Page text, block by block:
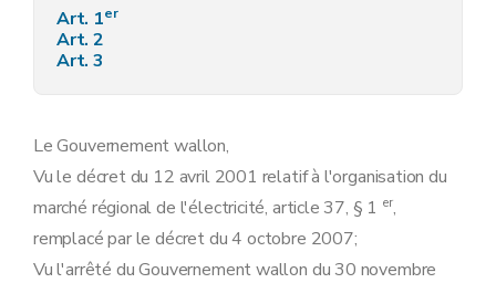
Art. 1er
Art. 2
Art. 3
Le Gouvernement wallon,
Vu le décret du 12 avril 2001 relatif à l'organisation du
marché régional de l'électricité, article 37, § 1 er,
remplacé par le décret du 4 octobre 2007;
Vu l'arrêté du Gouvernement wallon du 30 novembre